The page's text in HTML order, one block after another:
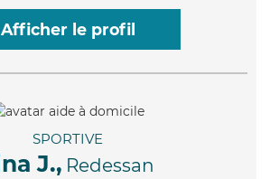
Afficher le profil
SPORTIVE
J., Redessan